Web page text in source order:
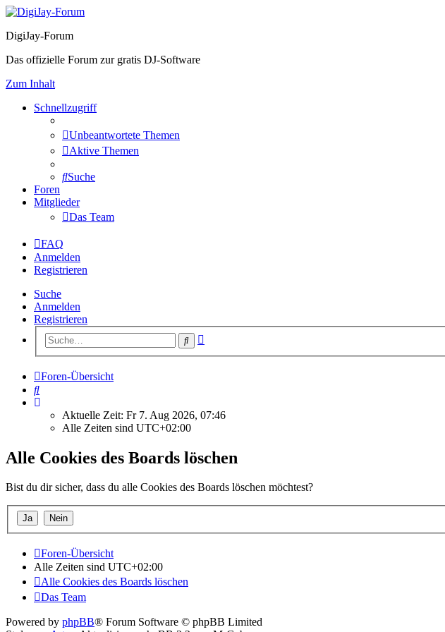
DigiJay-Forum
Das offizielle Forum zur gratis DJ-Software
Zum Inhalt
Schnellzugriff
Unbeantwortete Themen
Aktive Themen
Suche
Foren
Mitglieder
Das Team
FAQ
Anmelden
Registrieren
Suche
Anmelden
Registrieren
Suche
Foren-Übersicht
Suche
Aktuelle Zeit: Fr 7. Aug 2026, 07:46
Alle Zeiten sind UTC+02:00
Alle Cookies des Boards löschen
Bist du dir sicher, dass du alle Cookies des Boards löschen möchtest?
Foren-Übersicht
Alle Zeiten sind UTC+02:00
Alle Cookies des Boards löschen
Das Team
Powered by phpBB® Forum Software © phpBB Limited